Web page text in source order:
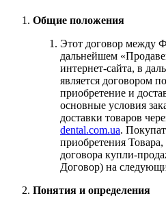
Общие положения
Этот договор между
дальнейшем
интернет-сайта, в
является договором
приобретение и
основные условия
доставки товаров
dental.com.ua.
приобретения
договора купли-
Договор) на
Понятия и определения